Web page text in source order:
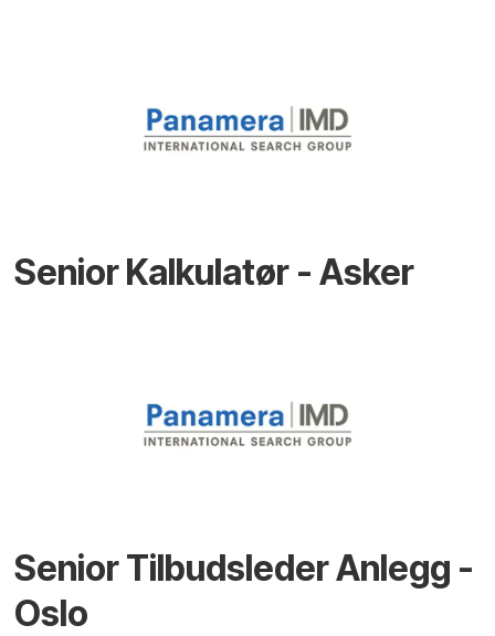
Senior Kalkulatør - Asker
Senior Tilbudsleder Anlegg -
Oslo